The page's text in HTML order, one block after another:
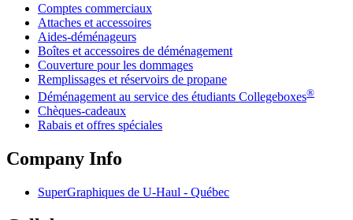
Comptes commerciaux
Attaches et accessoires
Aides-déménageurs
Boîtes et accessoires de déménagement
Couverture pour les dommages
Remplissages et réservoirs de propane
Déménagement au service des étudiants Collegeboxes®
Chèques-cadeaux
Rabais et offres spéciales
Company Info
SuperGraphiques de U-Haul - Québec